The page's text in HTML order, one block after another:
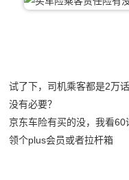
试了下，司机乘客都是2万
没有必要？
京东车险有买的没，我看
领个plus会员或者拉杆箱